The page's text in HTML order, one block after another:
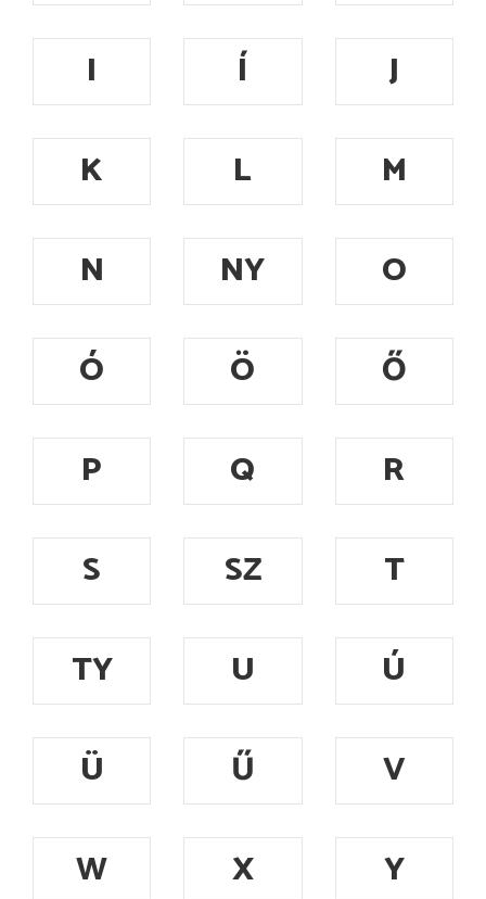
I
Í
J
K
L
M
N
NY
O
Ó
Ö
Ő
P
Q
R
S
SZ
T
TY
U
Ú
Ü
Ű
V
W
X
Y